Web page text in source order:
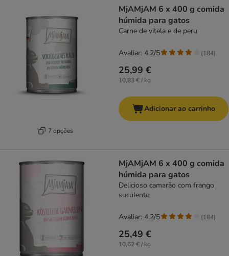
7 opções
MjAMjAM 6 x 400 g comida
húmida para gatos
Carne de vitela e de peru
25,99 €
10,83 € / kg
Avaliar: 4.2/5 (184)
Adicionar ao carrinho
MjAMjAM 6 x 400 g comida
húmida para gatos
Delicioso camarão com frango
suculento
25,49 €
10,62 € / kg
Avaliar: 4.2/5 (184)